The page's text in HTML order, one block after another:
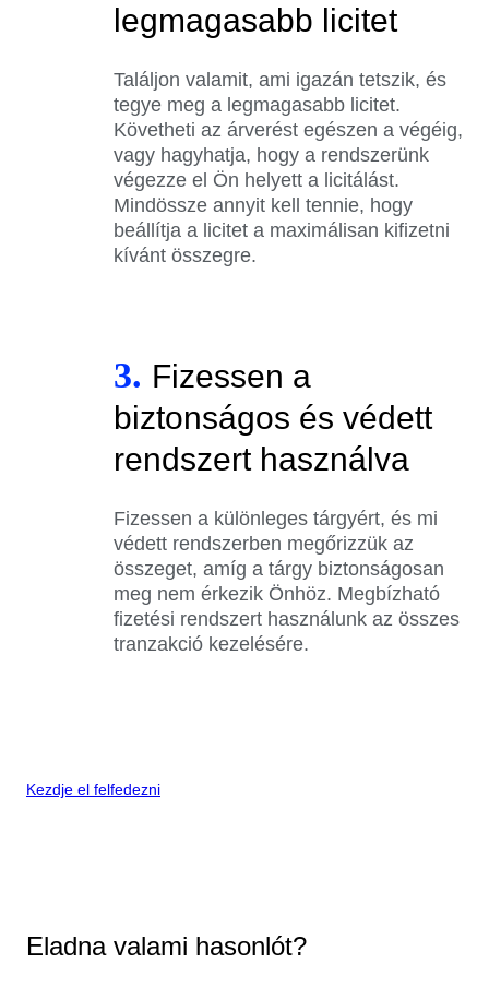
legmagasabb licitet
Találjon valamit, ami igazán tetszik, és
tegye meg a legmagasabb licitet.
Követheti az árverést egészen a végéig,
vagy hagyhatja, hogy a rendszerünk
végezze el Ön helyett a licitálást.
Mindössze annyit kell tennie, hogy
beállítja a licitet a maximálisan kifizetni
kívánt összegre.
3. Fizessen a
biztonságos és védett
rendszert használva
Fizessen a különleges tárgyért, és mi
védett rendszerben megőrizzük az
összeget, amíg a tárgy biztonságosan
meg nem érkezik Önhöz. Megbízható
fizetési rendszert használunk az összes
tranzakció kezelésére.
Kezdje el felfedezni
Eladna valami hasonlót?